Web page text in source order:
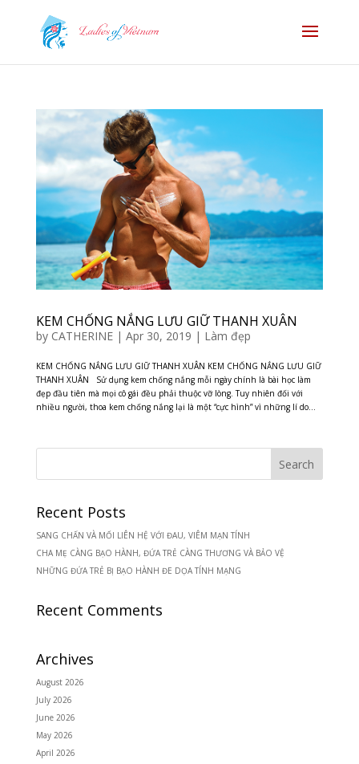
KEM CHỐNG NẮNG LƯU GIỮ THANH XUÂN
by CATHERINE| Apr 30, 2019 | Làm đẹp
KEM CHỐNG NẮNG LƯU GIỮ THANH XUÂN KEM CHỐNG NẮNG LƯU GIỮ
THANH XUÂN Sử dụng kem chống nắng mỗi ngày chính là bài học làm
đẹp đầu tiên mà mọi cô gái đều phải thuộc vỡ lòng. Tuy nhiên đối với
nhiều người, thoa kem chống nắng lại là một “cực hình” vì những lí do...
Recent Posts
SANG CHẤN VÀ MỐI LIÊN HỆ VỚI ĐAU, VIÊM MẠN TÍNH
CHA MẸ CÀNG BẠO HÀNH, ĐỨA TRẺ CÀNG THƯƠNG VÀ BẢO VỆ
NHỮNG ĐỨA TRẺ BỊ BẠO HÀNH ĐE DỌA TÍNH MẠNG
Recent Comments
Archives
August 2026
July 2026
June 2026
May 2026
April 2026